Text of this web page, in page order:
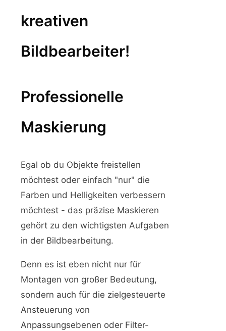
kreativen
Bildbearbeiter!
Professionelle
Maskierung
Egal ob du Objekte freistellen
möchtest oder einfach "nur" die
Farben und Helligkeiten verbessern
möchtest - das präzise Maskieren
gehört zu den wichtigsten Aufgaben
in der Bildbearbeitung.
Denn es ist eben nicht nur für
Montagen von großer Bedeutung,
sondern auch für die zielgesteuerte
Ansteuerung von
Anpassungsebenen oder Filter-